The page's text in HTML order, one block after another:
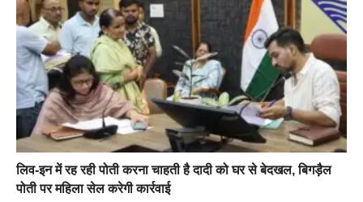
लिव-इन में रह रही पोती करना चाहती है दादी को घर से बेदखल, बिगड़ैल
पोती पर महिला सेल करेगी कार्रवाई